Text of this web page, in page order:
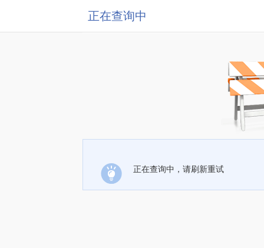
正在查询中
正在查询中，请刷新重试